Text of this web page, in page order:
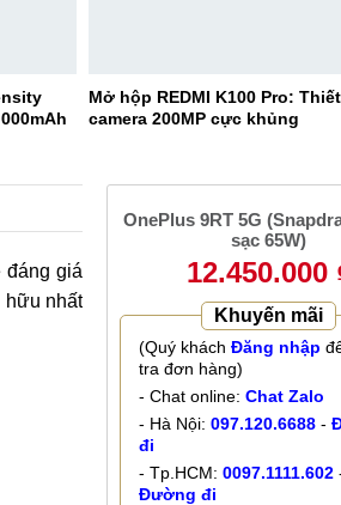
Mở hộp REDMI K100 Pro:
camera 200MP cực khủng
đáng giá
hữu nhất
OnePlus 9RT 5G
sạc 65W)
12.450.000
Khuyến mãi
(Quý khách Đăng nhập
tra đơn hàng)
- Chat online: Chat Zalo
- Hà Nội: 097.120.6688-
đi
- Tp.HCM: 0097.1111.602
Đường đi